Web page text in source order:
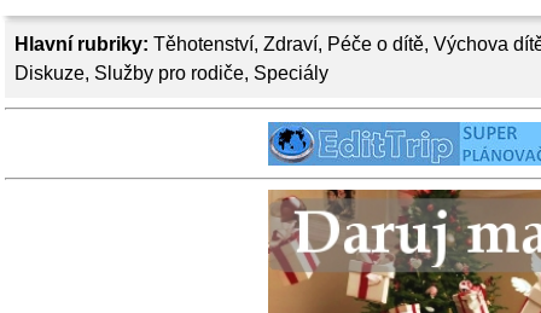
Hlavní rubriky: Těhotenství, Zdraví, Péče o dítě, Výchova
Diskuze, Služby pro rodiče, Speciály